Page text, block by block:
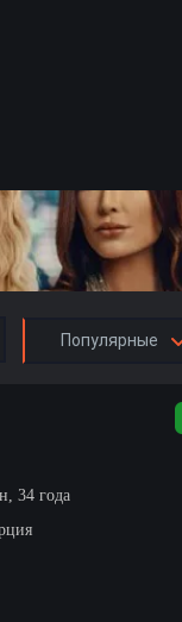
Популярные
34 года